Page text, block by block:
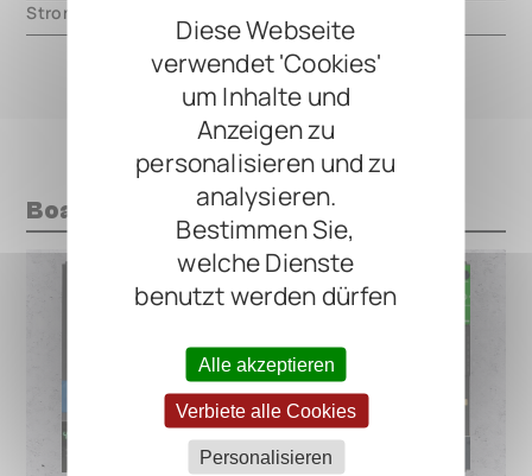
Diese Webseite
verwendet 'Cookies'
um Inhalte und
Anzeigen zu
personalisieren und zu
analysieren.
Bestimmen Sie,
welche Dienste
benutzt werden dürfen
Alle akzeptieren
Verbiete alle Cookies
Personalisieren
Strom
Boards mit diesem Pedal